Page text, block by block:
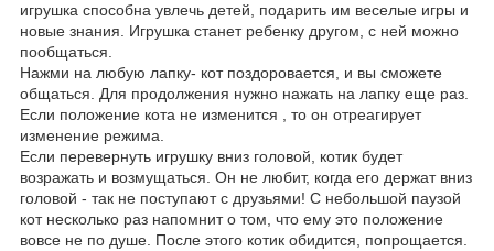
игрушка способна увлечь детей, подарить им веселые игры и
новые знания. Игрушка станет ребенку другом, с ней можно
пообщаться.
Нажми на любую лапку- кот поздоровается, и вы сможете
общаться. Для продолжения нужно нажать на лапку еще раз.
Если положение кота не изменится , то он отреагирует
изменение режима.
Если перевернуть игрушку вниз головой, котик будет
возражать и возмущаться. Он не любит, когда его держат вниз
головой - так не поступают с друзьями! С небольшой паузой
кот несколько раз напомнит о том, что ему это положение
вовсе не по душе. После этого котик обидится, попрощается.